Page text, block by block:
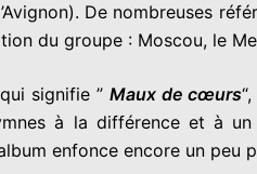
De nombreuses
du groupe : Moscou, le
signifie ” Maux de cœurs
à la différence et à
enfonce encore un peu